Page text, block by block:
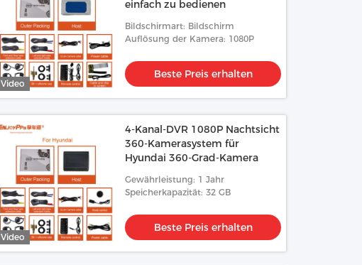
Video
einfach zu bedienen
Bildschirmart: Bildschirm
Auflösung der Kamera: 1080P
Beste Preis erhalten
Video
4-Kanal-DVR 1080P Nachtsicht
360-Kamerasystem für
Hyundai 360-Grad-Kamera
Gewährleistung: 1 Jahr
Speicherkapazität: 32 GB
Beste Preis erhalten